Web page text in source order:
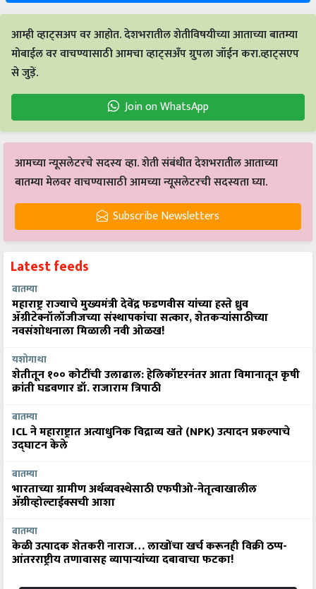
आम्ही व्हाट्सअप वर आहोत. देशभरातील शेतीविषयीच्या आताच्या बातम्या
मोबाईल वर वाचण्यासाठी आमचा व्हाट्सअँप ग्रुपला जॉईन करा.व्हाट्सएप
से जुड़ें.
Join on WhatsApp
आमच्या न्यूसलेटरचे सदस्य व्हा. शेती संबंधीत देशभरातील आताच्या
बातम्या मेलवर वाचण्यासाठी आमच्या न्यूसलेटरची सदस्यता घ्या.
Subscribe Newsletters
Latest feeds
बातम्या
महाराष्ट्र राज्याचे मुख्यमंत्री देवेंद्र फडणवीस यांच्या हस्ते ध्रुव
ॲग्रीटेक्नॉलॉजीजच्या संस्थापकांचा सत्कार, शेतकऱ्यांसाठीच्या
नवसंशोधनाला मिळाली नवी ओळख!
यशोगाथा
शेतीतून १०० कोटींची उलाढाल: हेलिकॉप्टरनंतर आता विमानातून कृषी
क्रांती घडवणार डॉ. राजाराम त्रिपाठी
बातम्या
ICL ने महाराष्ट्रात अत्याधुनिक विद्राव्य खते (NPK) उत्पादन प्रकल्पाचे
उद्घाटन केले
बातम्या
भारताच्या ग्रामीण अर्थव्यवस्थेसाठी एफपीओ-नेतृत्वाखालील
अ‍ॅग्रीव्होल्टाईक्सची आशा
बातम्या
केळी उत्पादक शेतकरी नाराज… लाखोंचा खर्च करूनही विक्री ठप्प-
आंतरराष्ट्रीय तणावासह व्यापाऱ्यांच्या दबावाचा फटका!